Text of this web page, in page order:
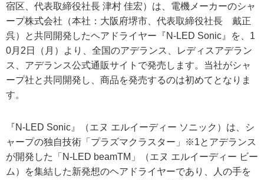
宿区、代表取締役社長 津村 佳宏）は、電機メーカーのシャ
ープ株式会社（本社：大阪府堺市、代表取締役社長 戴正
呉）と共同開発したヘアドライヤー『N-LED Sonic』を、1
0月2日（月）より、全国のアデランス、レディスアデラン
ス、アデランス公式通販サイトで発売します。当社がシャ
ープ社と共同開発し、商品を発売するのは初めてとなりま
す。
『N-LED Sonic』（エヌ エルイーディー ソニック）は、シ
ャープの独自技術「プラズマクラスター」※1とアデランス
が開発した「N-LED beamTM」（エヌ エルイーディー ビー
ム）を集結した新発想のヘアドライヤーであり、人の手を